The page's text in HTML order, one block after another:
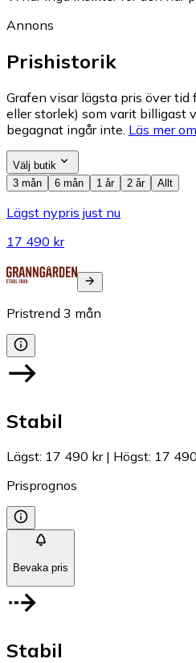
Annons
Prishistorik
Grafen visar lägsta pris över
eller storlek) som varit billigast
begagnat ingår inte. Läs mer
Välj butik
3 mån
6 mån 1 år 2 år Allt
Lägst nypris just nu
17 490 kr
Pristrend 3 mån
Stabil
Lägst: 17 490 kr| Högst: 17
Prisprognos
Bevaka pris
Stabil